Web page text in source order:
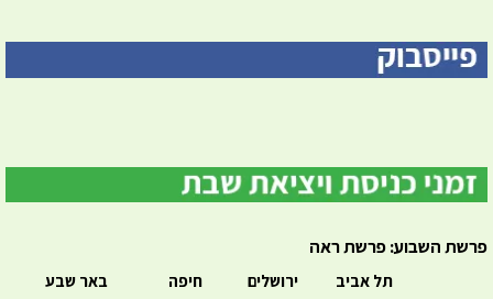
פרשת השבוע: פרשת ראה
תל אביב
ירושלים
חיפה
באר שבע